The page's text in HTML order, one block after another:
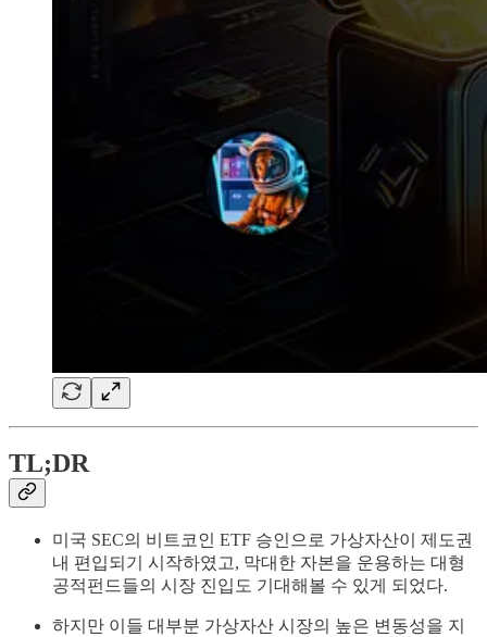
TL;DR
미국 SEC의 비트코인 ETF 승인으로 가상자산이 제도권
내 편입되기 시작하였고, 막대한 자본을 운용하는 대형
공적펀드들의 시장 진입도 기대해볼 수 있게 되었다.
하지만 이들 대부분 가상자산 시장의 높은 변동성을 지